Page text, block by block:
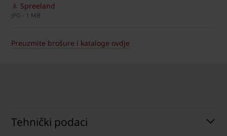
Spreeland
JPG - 1 MB
Preuzmite brošure i kataloge ovdje
Tehnički podaci